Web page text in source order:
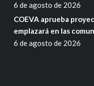
6 de agosto de 2026
COEVA aprueba
emplazará en las
6 de agosto de 2026